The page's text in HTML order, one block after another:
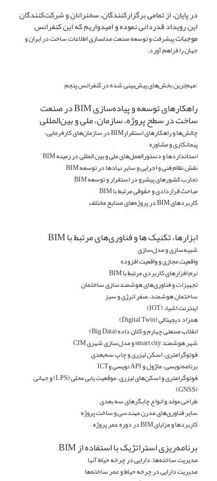
در پایان، از تمامی برگزارکنندگان، سخنرانان و شرکت‌کنندگان
این رویداد قدردانی نموده و امیدواریم که این کنفرانس
موجباتپیشرفت و توسعه صنعت مدلسازی اطلاعات ساخت در ایران و
جهان را فراهم آورد.
:مهم‌ترین بخش‌های پیش‌بینی شده در کنفرانس پنجم
راهکارهای توسعه و پیاده‌سازی BIM در صنعت
ساخت در سطح پروژه، سازمان، ملی و بین‌المللی
چالش‌ها و راهکارهای استقرارBIM در سازمان‌های کارفرمایی،
پیمانکاری و مشاوره
استانداردها و دستورالعمل‌های ملی و بین المللی در زمینه BIM
نقش نظام فنی و اجرایی و سایر نهادها در توسعه BIM
تجارب کشورهای پیشرو در استقرار و توسعه BIM
مباحث قراردادی و حقوقی مرتبط با BIM
کاربردهای BIM در پروژه‌های صنایع مختلف
ابزارها، تکنیک ها و فناوری‌های مرتبط با BIM
شبیه‌سازی و مدل‌سازی
واقعیت مجازی و واقعیت افزوده
نرم افزارهای کاربردی مرتبط با BIM
تجهیزات و فناوری‌های هوشمندسازی ساختمان
ساختمان هوشمند، صفر انرژی و سبز
اینترنت اشیاء (IOT)
همزاد دیجیتالی (Digital Twin)
انقلاب صنعتی چهارم و کلان داده (Big Data)
شهر هوشمند smart city و مدل‌سازی شهری CIM
فوتوگرامتری، اسکن لیزری و چاپ سه‌بعدی
برنامه‌نویسی، ماژول و API نویسی وICT
فوتوگرامتری و اسکن‌های لیزری، موقعیت یابی محلی (LPS) و جهانی
(GNSS)
طراحی مولد و انواع چابگرهای سه بعدی
سایر فناوری‌های مدرن مهندسی و ساخت پروژه
کاربردها و مزایای BIM در دوره عمر پروژه
برنامه‌ریزی استراتژیک با استفاده از BIM
مدیریت ساخته‌ها، دارایی در چرخه حیاط آنها
مدیریت دارایی در چرخه حیاط و عمر ساخته‌ها